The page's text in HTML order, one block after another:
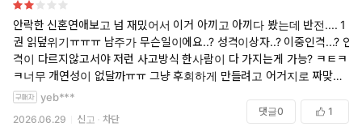
안락한 신혼연애보고 넘 재밌어서 이거 아끼고 아끼다 봤는데 반전.... 1
권 읽덮위기ㅠㅠㅠ 남주가 무슨일이에요..? 성격이상자..? 이중인격...? 인
격이 다르지않고서야 저런 사고방식 한사람이 다 가지는게 가능? ㅋㅌㅋ
ㅋ너무 개연성이 없달까ㅠㅠ 그냥 후회하게 만들려고 어거지로 짜맞춘
너낌 ㅠㅠ 너무 아쉽네요 진짜 취저 키워드인데...더 봐야할지 어떨지....
yeb***
2026.06.29 신고 차단
댓글0 1